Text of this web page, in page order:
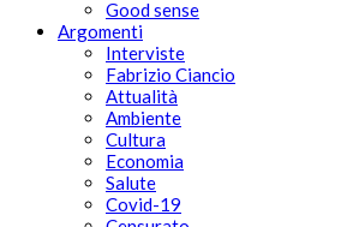
Good sense
Argomenti
Interviste
Fabrizio Ciancio
Attualità
Ambiente
Cultura
Economia
Salute
Covid-19